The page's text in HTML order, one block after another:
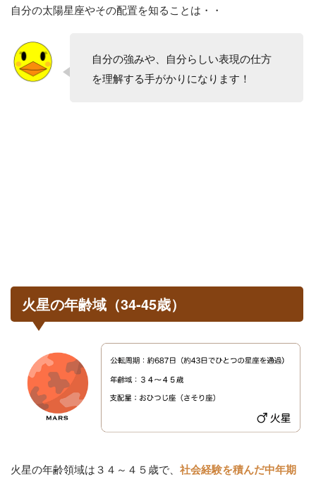
自分の太陽星座やその配置を知ることは・・
自分の強みや、自分らしい表現の仕方
を理解する手がかりになります！
火星の年齢域（34-45歳）
火星の年齢領域は３４～４５歳で、 社会経験を積んだ中年期